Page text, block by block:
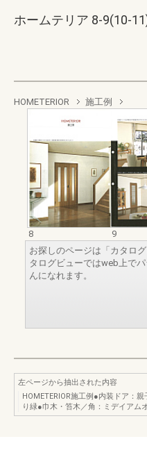
ホームテリア 8-9(10-
HOMETERIOR 施工例
8
9
お探しのページは「カタロ
タログビューではweb上で
んになれます。
左ページから抽出された内容
HOMETERIOR施工例●内装ドア：
り緑●巾木・笞木／角：ミデイアム